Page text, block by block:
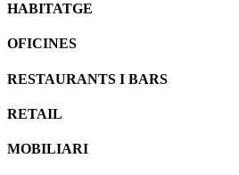
HABITATGE
OFICINES
RESTAURANTS I BARS
RETAIL
MOBILIARI